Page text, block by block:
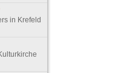
in Krefeld